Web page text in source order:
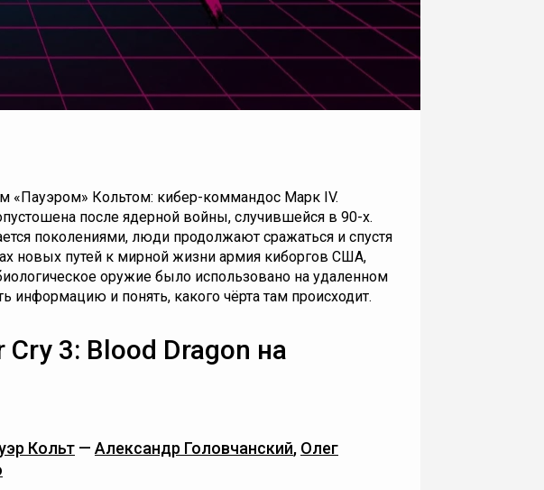
«Пауэром» Кольтом: кибер-коммандос Марк IV.
после ядерной войны, случившейся в 90-х.
поколениями, люди продолжают сражаться и спустя
новых путей к мирной жизни армия киборгов США,
оружие было использовано на удаленном
информацию и понять, какого чёрта там происходит.
Cry 3: Blood Dragon на
Кольт — Александр Головчанский, Олег